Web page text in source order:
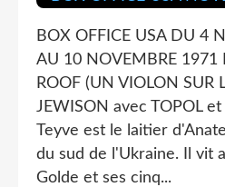
BOX OFFICE USA DU 4
AU 10 NOVEMBRE 1971
ROOF (UN VIOLON SUR
JEWISON avec TOPOL
Teyve est le laitier
du sud de l'Ukraine. Il vit
Golde et ses cinq...